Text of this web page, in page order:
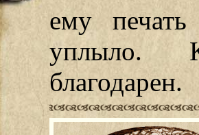
ему
уплыло.
благодарен.